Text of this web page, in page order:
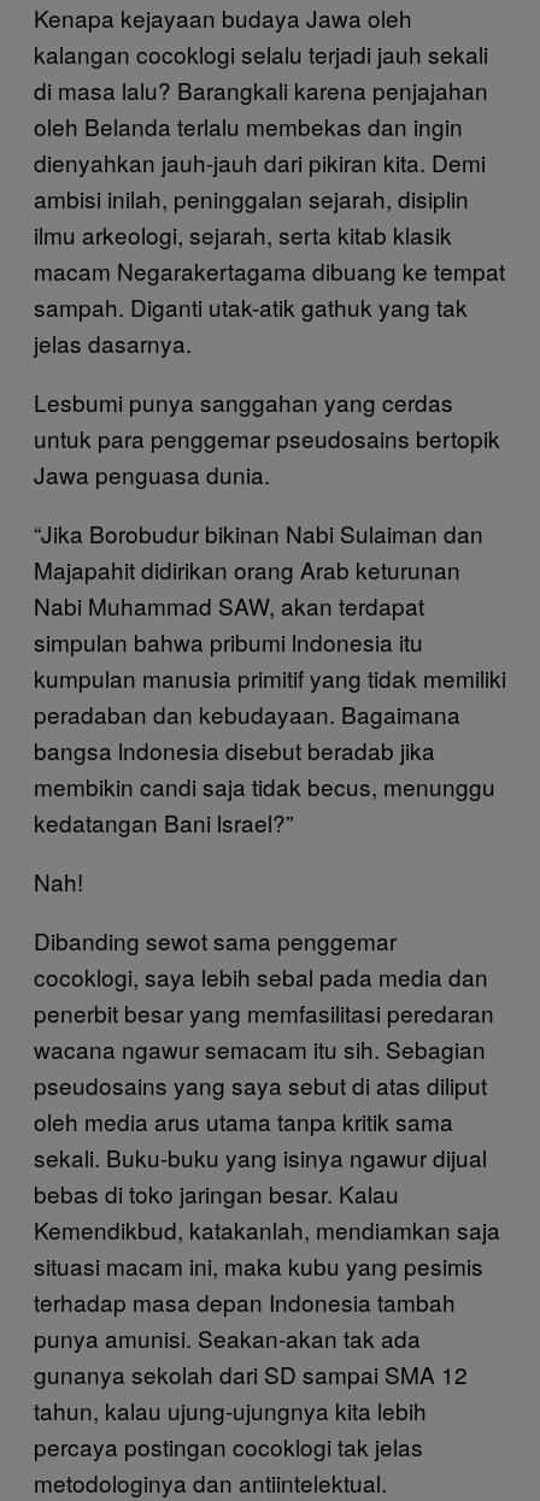
Kenapa kejayaan budaya Jawa oleh
kalangan cocoklogi selalu terjadi jauh sekali
di masa lalu? Barangkali karena penjajahan
oleh Belanda terlalu membekas dan ingin
dienyahkan jauh-jauh dari pikiran kita. Demi
ambisi inilah, peninggalan sejarah, disiplin
ilmu arkeologi, sejarah, serta kitab klasik
macam Negarakertagama dibuang ke tempat
sampah. Diganti utak-atik gathuk yang tak
jelas dasarnya.
Lesbumi punya sanggahan yang cerdas
untuk para penggemar pseudosains bertopik
Jawa penguasa dunia.
“Jika Borobudur bikinan Nabi Sulaiman dan
Majapahit didirikan orang Arab keturunan
Nabi Muhammad SAW, akan terdapat
simpulan bahwa pribumi lndonesia itu
kumpulan manusia primitif yang tidak memiliki
peradaban dan kebudayaan. Bagaimana
bangsa lndonesia disebut beradab jika
membikin candi saja tidak becus, menunggu
kedatangan Bani lsrael?”
Nah!
Dibanding sewot sama penggemar
cocoklogi, saya lebih sebal pada media dan
penerbit besar yang memfasilitasi peredaran
wacana ngawur semacam itu sih. Sebagian
pseudosains yang saya sebut di atas diliput
oleh media arus utama tanpa kritik sama
sekali. Buku-buku yang isinya ngawur dijual
bebas di toko jaringan besar. Kalau
Kemendikbud, katakanlah, mendiamkan saja
situasi macam ini, maka kubu yang pesimis
terhadap masa depan Indonesia tambah
punya amunisi. Seakan-akan tak ada
gunanya sekolah dari SD sampai SMA 12
tahun, kalau ujung-ujungnya kita lebih
percaya postingan cocoklogi tak jelas
metodologinya dan antiintelektual.